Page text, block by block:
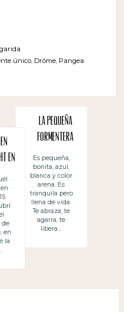
único, Drôme, Pangea
en
de
en
la
La pequeña
Formentera
Es pequeña,
bonita, azul,
blanca y color
arena. Es
tranquila pero
llena de vida.
Te abraza, te
agarra, te
libera…